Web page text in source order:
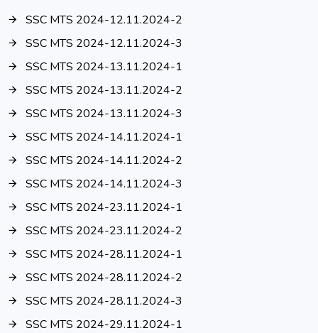
SSC MTS 2024-12.11.2024-2
SSC MTS 2024-12.11.2024-3
SSC MTS 2024-13.11.2024-1
SSC MTS 2024-13.11.2024-2
SSC MTS 2024-13.11.2024-3
SSC MTS 2024-14.11.2024-1
SSC MTS 2024-14.11.2024-2
SSC MTS 2024-14.11.2024-3
SSC MTS 2024-23.11.2024-1
SSC MTS 2024-23.11.2024-2
SSC MTS 2024-28.11.2024-1
SSC MTS 2024-28.11.2024-2
SSC MTS 2024-28.11.2024-3
SSC MTS 2024-29.11.2024-1